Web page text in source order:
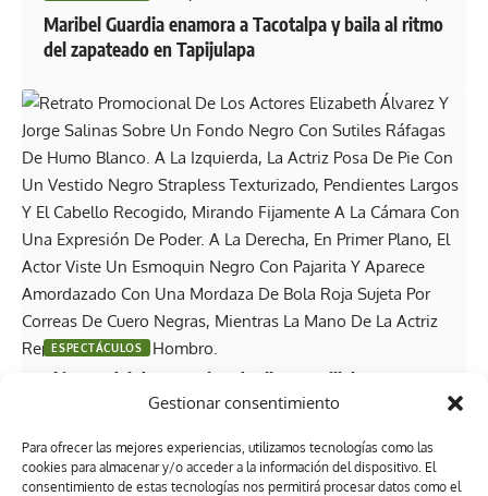
Gestionar consentimiento
Para ofrecer las mejores experiencias, utilizamos tecnologías como las
cookies para almacenar y/o acceder a la información del dispositivo. El
consentimiento de estas tecnologías nos permitirá procesar datos como el
Maribel Guardia enamora a Tacotalpa y baila al ritmo
del zapateado en Tapijulapa
ESPECTÁCULOS
El juego del deseo y el poder llega a Villahermosa:
Jorge Salinas y Elizabeth Álvarez encabezan “La